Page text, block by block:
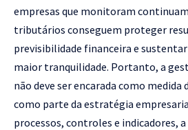
empresas que monitoram
tributários conseguem proteger
previsibilidade financeira e
maior tranquilidade. Portanto, a
não deve ser encarada como medida
como parte da estratégia
processos, controles e indicadores,